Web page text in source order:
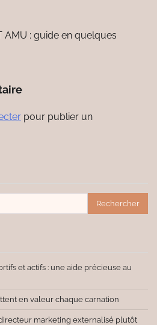
AMU : guide en quelques
pour publier un
et actifs : une aide précieuse au
en valeur chaque carnation
marketing externalisé plutôt